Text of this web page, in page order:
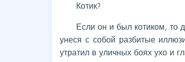
Котик?
Если он и был котиком, то
унеся с собой разбитые
утратил в уличных боях ухо и